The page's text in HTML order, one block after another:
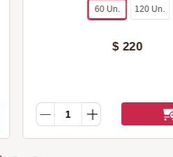
60 Un. 120 Un.
$ 220